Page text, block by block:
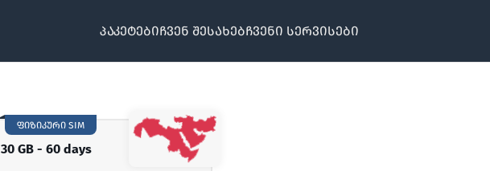
პაკეტებიჩვენ შესახებჩვენი სერვისები
30 GB - 60 days
ფიზიკური SIM